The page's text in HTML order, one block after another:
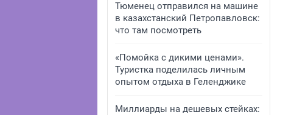
Тюменец отправился на машине
в казахстанский Петропавловск:
что там посмотреть
«Помойка с дикими ценами».
Туристка поделилась личным
опытом отдыха в Геленджике
Миллиарды на дешевых стейках: